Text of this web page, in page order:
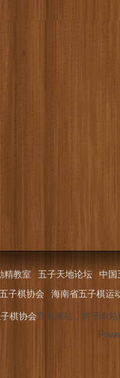
精教室 五子天地论坛
中国
子棋协会 海南省五子棋运
棋协会官方网站，对于本